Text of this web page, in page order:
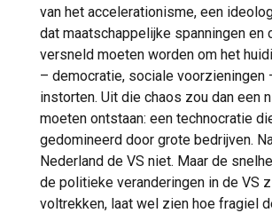
van het accelerationisme, een
dat maatschappelijke spanningen
versneld moeten worden om het
– democratie, sociale voorzieningen
instorten. Uit die chaos zou dan een
moeten ontstaan: een technocratie
gedomineerd door grote bedrijven.
Nederland de VS niet. Maar de
de politieke veranderingen in de VS
voltrekken, laat wel zien hoe fragiel